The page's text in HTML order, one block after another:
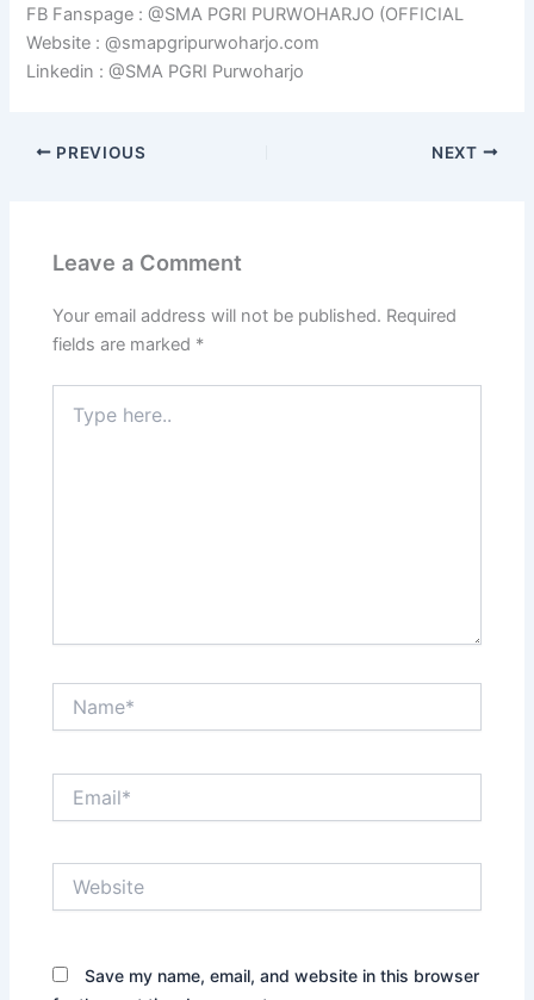
FB Fanspage : @SMA PGRI PURWOHARJO (OFFICIAL
Website : @smapgripurwoharjo.com
Linkedin : @SMA PGRI Purwoharjo
PREVIOUS NEXT
Leave a Comment
Your email address will not be published. Required
fields are marked *
here..
Save my name, email, and website in this browser